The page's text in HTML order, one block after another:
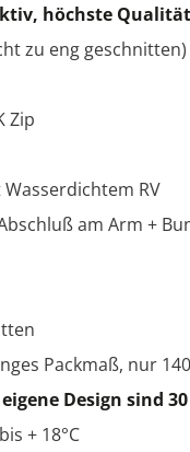
höchste
zu eng geschnitten)
Zip
RV
am Arm +
Packmaß, nur
eigene Design sind
+ 18°C